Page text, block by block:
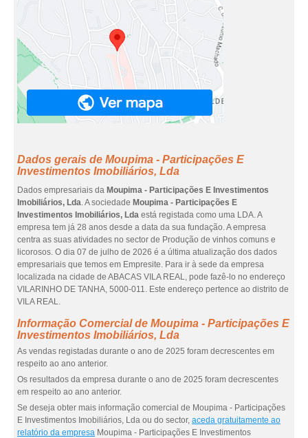
Dados gerais de Moupima - Participações E
Investimentos Imobiliários, Lda
Dados empresariais da Moupima - Participações E Investimentos
Imobiliários, Lda. A sociedade Moupima - Participações E
Investimentos Imobiliários, Lda está registada como uma LDA. A
empresa tem já 28 anos desde a data da sua fundação. A empresa
centra as suas atividades no sector de Produção de vinhos comuns e
licorosos. O dia 07 de julho de 2026 é a última atualização dos dados
empresariais que temos em Empresite. Para ir à sede da empresa
localizada na cidade de ABACAS VILA REAL, pode fazê-lo no endereço
VILARINHO DE TANHA, 5000-011. Este endereço pertence ao distrito de
VILA REAL.
Informação Comercial de Moupima - Participações E
Investimentos Imobiliários, Lda
As vendas registadas durante o ano de 2025 foram decrescentes em
respeito ao ano anterior.
Os resultados da empresa durante o ano de 2025 foram decrescentes
em respeito ao ano anterior.
Se deseja obter mais informação comercial de Moupima - Participações
E Investimentos Imobiliários, Lda ou do sector, aceda gratuitamente ao
relatório da empresa Moupima - Participações E Investimentos